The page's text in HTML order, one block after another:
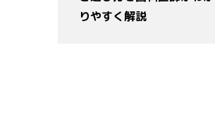
りやすく解説